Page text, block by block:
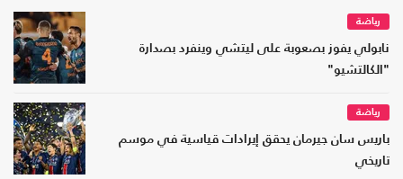
رياضة
نابولي يفوز بصعوبة على ليتشي وينفرد بصدارة
"الكالتشيو"
رياضة
باريس سان جيرمان يحقق إيرادات قياسية في موسم
تاريخي